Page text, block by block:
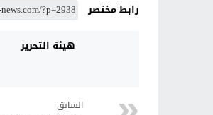
رابط مختصر
هيئة التحرير
السابق